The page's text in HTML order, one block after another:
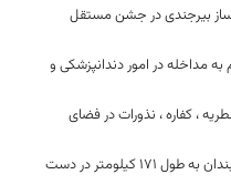
بیرجندی در جشن مستقل
به مداخله در امور دندانپزشکی و
، کفاره ، نذورات در فضای
مطالعات خط انتقال گاز از دشتک زابل به نهبندان به طول ۱۷۱ کیلومتر در دست